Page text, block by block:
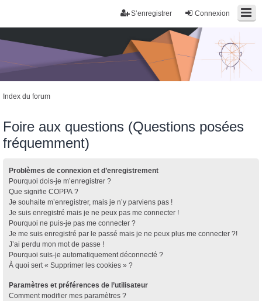
Connexion
S’enregistrer
Index du forum
Foire aux questions (Questions posées
fréquemment)
Problèmes de connexion et d’enregistrement
Pourquoi dois-je m’enregistrer ?
Que signifie COPPA ?
Je souhaite m’enregistrer, mais je n’y parviens pas !
Je suis enregistré mais je ne peux pas me connecter !
Pourquoi ne puis-je pas me connecter ?
Je me suis enregistré par le passé mais je ne peux plus me connecter ?!
J’ai perdu mon mot de passe !
Pourquoi suis-je automatiquement déconnecté ?
À quoi sert « Supprimer les cookies » ?
Paramètres et préférences de l’utilisateur
Comment modifier mes paramètres ?